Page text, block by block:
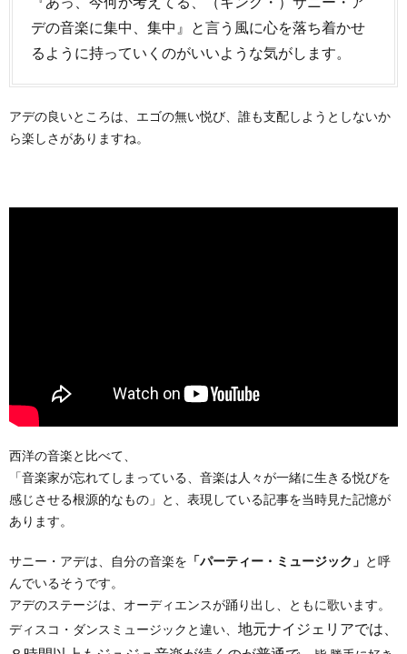
デの音楽に集中、集中』と言う風に心を落ち着かせ
るように持っていくのがいいような気がします。
アデの良いところは、エゴの無い悦び、誰も支配しようとしないか
ら楽しさがありますね。
西洋の音楽と比べて、
「音楽家が忘れてしまっている、音楽は人々が一緒に生きる悦びを
感じさせる根源的なもの」と、表現している記事を当時見た記憶が
あります。
サニー・アデは、自分の音楽を 「パーティー・ミュージック」 と呼
んでいるそうです。
アデのステージは、オーディエンスが踊り出し、ともに歌います。
ディスコ・ダンスミュージックと違い、 地元ナイジェリアでは、